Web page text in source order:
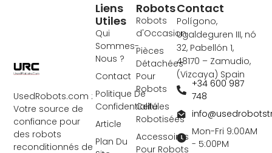
UsedRobots.com :
Votre source de
confiance pour
des robots
reconditionnés de
Robots
Robots
d'Occasion
Pièces
Détachées
Pour
Robots
Cellules
Robotisées
Accessoires
Pour Robots
Liens
Utiles
Qui
Sommes-
Nous ?
Contact
Politique De
Confidentialité
Article
Plan Du
Contact
Polígono,
Ugaldeguren III, nó
32, Pabellón 1,
48170 – Zamudio,
(Vizcaya) Spain
+34 600 987
748
Mon-Fri 9:00AM
- 5:00PM